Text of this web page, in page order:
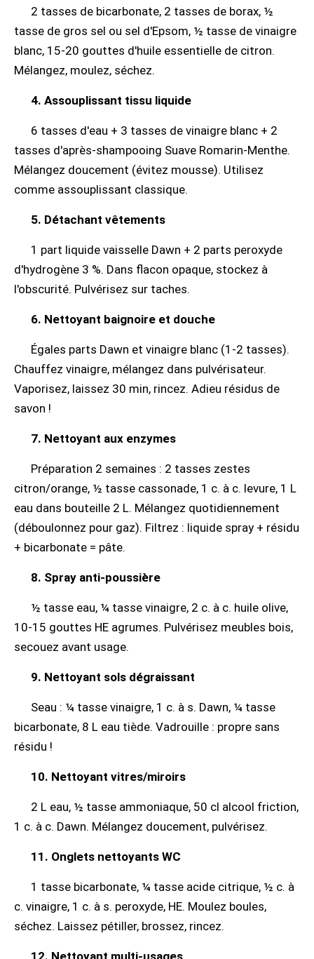
2 tasses de bicarbonate, 2 tasses de borax, ½
tasse de gros sel ou sel d'Epsom, ½ tasse de vinaigre
blanc, 15-20 gouttes d'huile essentielle de citron.
Mélangez, moulez, séchez.
4. Assouplissant tissu liquide
6 tasses d'eau + 3 tasses de vinaigre blanc + 2
tasses d'après-shampooing Suave Romarin-Menthe.
Mélangez doucement (évitez mousse). Utilisez
comme assouplissant classique.
5. Détachant vêtements
1 part liquide vaisselle Dawn + 2 parts peroxyde
d'hydrogène 3 %. Dans flacon opaque, stockez à
l'obscurité. Pulvérisez sur taches.
6. Nettoyant baignoire et douche
Égales parts Dawn et vinaigre blanc (1-2 tasses).
Chauffez vinaigre, mélangez dans pulvérisateur.
Vaporisez, laissez 30 min, rincez. Adieu résidus de
savon !
7. Nettoyant aux enzymes
Préparation 2 semaines : 2 tasses zestes
citron/orange, ½ tasse cassonade, 1 c. à c. levure, 1 L
eau dans bouteille 2 L. Mélangez quotidiennement
(déboulonnez pour gaz). Filtrez : liquide spray + résidu
+ bicarbonate = pâte.
8. Spray anti-poussière
½ tasse eau, ¼ tasse vinaigre, 2 c. à c. huile olive,
10-15 gouttes HE agrumes. Pulvérisez meubles bois,
secouez avant usage.
9. Nettoyant sols dégraissant
Seau : ¼ tasse vinaigre, 1 c. à s. Dawn, ¼ tasse
bicarbonate, 8 L eau tiède. Vadrouille : propre sans
résidu !
10. Nettoyant vitres/miroirs
2 L eau, ½ tasse ammoniaque, 50 cl alcool friction,
1 c. à c. Dawn. Mélangez doucement, pulvérisez.
11. Onglets nettoyants WC
1 tasse bicarbonate, ¼ tasse acide citrique, ½ c. à
c. vinaigre, 1 c. à s. peroxyde, HE. Moulez boules,
séchez. Laissez pétiller, brossez, rincez.
12. Nettoyant multi-usages